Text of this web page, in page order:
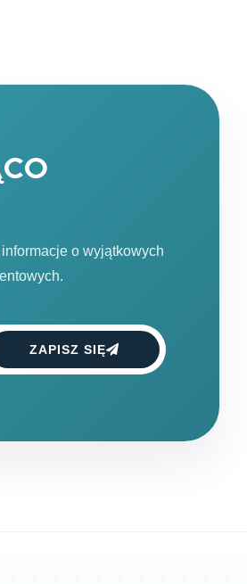
o wyjątkowych
ZAPISZ SIĘ